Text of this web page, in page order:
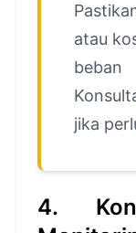
atau
jika
4.